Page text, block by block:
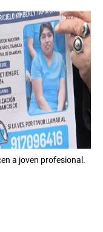
a joven profesional.